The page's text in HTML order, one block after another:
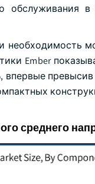
обслуживания
необходимость
Ember
среднего